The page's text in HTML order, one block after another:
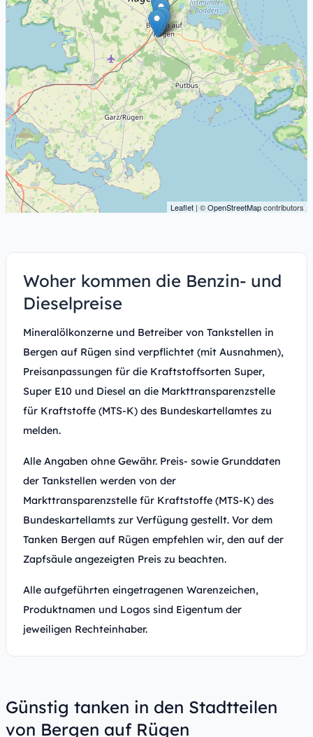
Leaflet | ©OpenStreetMapcontributors
Woher kommen die Benzin- und
Dieselpreise
Mineralölkonzerne und Betreiber von Tankstellen in
Bergen auf Rügen sind verpflichtet (mit Ausnahmen),
Preisanpassungen für die Kraftstoffsorten Super,
Super E10 und Diesel an die Markttransparenzstelle
für Kraftstoffe (MTS-K) des Bundeskartellamtes zu
melden.
Alle Angaben ohne Gewähr. Preis- sowie Grunddaten
der Tankstellen werden von der
Markttransparenzstelle für Kraftstoffe (MTS-K) des
Bundeskartellamts zur Verfügung gestellt. Vor dem
Tanken Bergen auf Rügen empfehlen wir, den auf der
Zapfsäule angezeigten Preis zu beachten.
Alle aufgeführten eingetragenen Warenzeichen,
Produktnamen und Logos sind Eigentum der
jeweiligen Rechteinhaber.
Günstig tanken in den Stadtteilen
von Bergen auf Rügen